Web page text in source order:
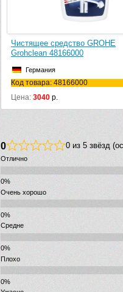
Чистящее средство GROHE
Grohclean 48166000
Германия
Код товара: 48166000
Цена: 3040 р.
0 0 из 5 звёзд
Отлично
Очень хорошо
Средне
Плохо